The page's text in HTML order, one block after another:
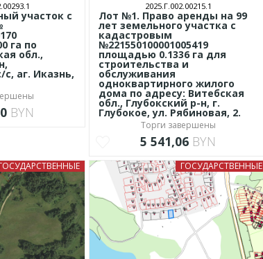
участок с
га по
обл.,
аг. Иказнь,
BYN
2025.Г.002.00215.1
Лот №1. Право аренды на 99
лет земельного участка с
кадастровым
№221550100001005419
площадью 0.1336 га для
строительства и
обслуживания
одноквартирного жилого
дома по адресу: Витебская
обл., Глубокский р-н, г.
Глубокое, ул. Рябиновая, 2.
Торги завершены
5 541,06 BYN
ГОСУДАРСТВЕННЫЕ